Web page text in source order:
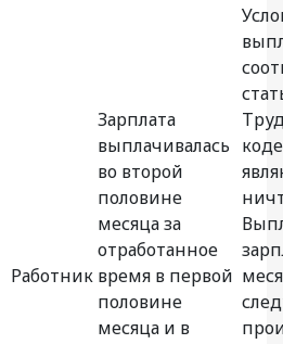
Работник
Зарплата
выплачивалась
во второй
половине
месяца за
отработанное
время в первой
половине
месяца и в